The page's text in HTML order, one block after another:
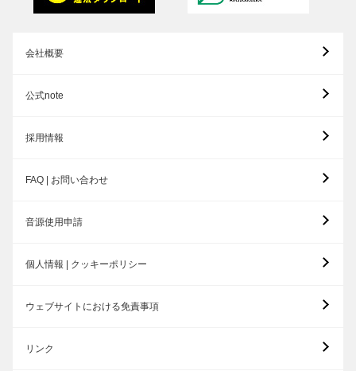
会社概要
公式note
採用情報
FAQ | お問い合わせ
音源使用申請
個人情報 | クッキーポリシー
ウェブサイトにおける免責事項
リンク